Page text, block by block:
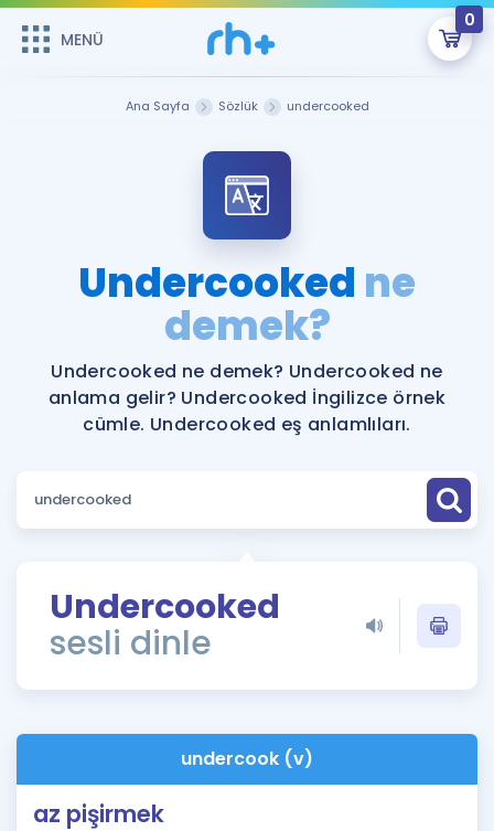
MENÜ
0
Şifremi Hatırlamıyorum
Sepetin Şu An Boş.
Remzi Hoca ile seni sınava hazırlayacak onlarca eğitim seni
bekliyor!
MENÜ
Katılımcı Görüşleri
Faydalı Araçlar
Ücretsiz Kaynaklar
ÖSYM Sınav Takvimi
Kampanyalar
İngilizce Gramer
İngilizce Gramer
Ana Sayfa Sözlük undercooked
Undercooked ne
demek?
Undercooked ne demek? Undercooked ne
anlama gelir? Undercooked İngilizce örnek
cümle. Undercooked eş anlamlıları.
Undercooked
sesli dinle
undercook (v)
az pişirmek